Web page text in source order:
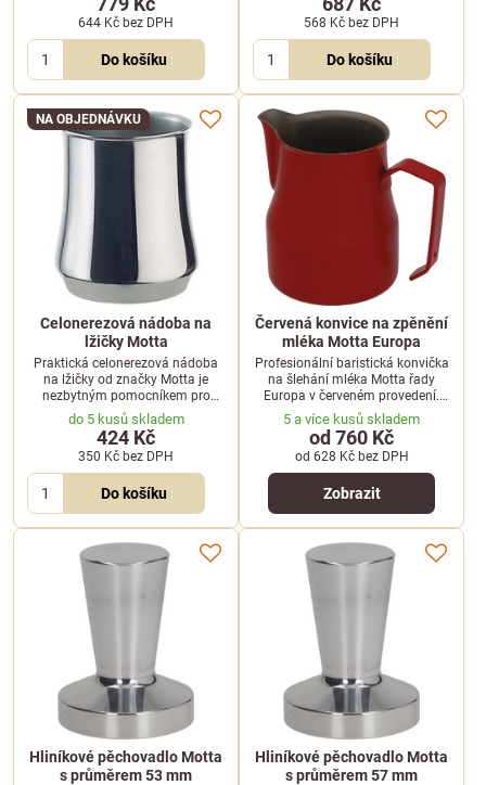
644 Kč bez DPH
Do košíku
568 Kč bez DPH
Do košíku
NA OBJEDNÁVKU
Celonerezová nádoba na
lžičky Motta
Praktická celonerezová nádoba
na lžičky od značky Motta je
nezbytným pomocníkem pro
udržení čistoty a pořádku na
každém baristickém pracovišti.
do 5 kusů skladem
424 Kč
350 Kč bez DPH
Do košíku
Červená konvice na zpěnění
mléka Motta Europa
Profesionální baristická konvička
na šlehání mléka Motta řady
Europa v červeném provedení.
Ideální pomocník pro přípravu
dokonalé mléčné pěny pro
cappuccino nebo latte art.
5 a více kusů skladem
od 760 Kč
od 628 Kč bez DPH
Zobrazit
Hliníkové pěchovadlo Motta
s průměrem 53 mm
Hliníkové pěchovadlo Motta
s průměrem 57 mm